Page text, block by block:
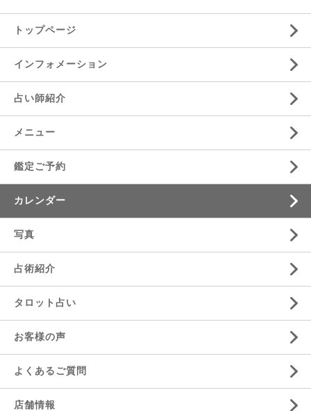
トップページ
インフォメーション
占い師紹介
メニュー
鑑定ご予約
カレンダー
写真
占術紹介
タロット占い
お客様の声
よくあるご質問
店舗情報